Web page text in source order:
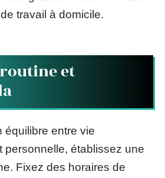
travail à domicile.
et
équilibre entre vie
personnelle, établissez une
Fixez des horaires de